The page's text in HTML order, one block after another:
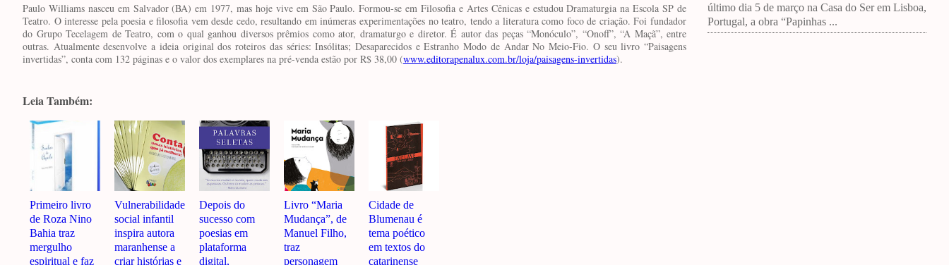
Paulo Williams nasceu em Salvador (BA) em 1977, mas hoje vive em São Paulo. Formou-se em Filosofia e Artes Cênicas e estudou Dramaturgia na Escola SP de
Teatro. O interesse pela poesia e filosofia vem desde cedo, resultando em inúmeras experimentações no teatro, tendo a literatura como foco de criação. Foi fundador
do Grupo Tecelagem de Teatro, com o qual ganhou diversos prêmios como ator, dramaturgo e diretor. É autor das peças “Monóculo”, “Onoff”, “A Maçã”, entre
outras. Atualmente desenvolve a ideia original dos roteiros das séries: Insólitas; Desaparecidos e Estranho Modo de Andar No Meio-Fio. O seu livro “Paisagens
invertidas”, conta com 132 páginas e o valor dos exemplares na pré-venda estão por R$ 38,00 (www.editorapenalux.com.br/loja/paisagens-invertidas).
Leia Também:
Primeiro livro
de Roza Nino
Bahia traz
mergulho
espiritual e faz
Vulnerabilidade
social infantil
inspira autora
maranhense a
criar histórias e
Depois do
sucesso com
poesias em
plataforma
digital,
Livro “Maria
Mudança”, de
Manuel Filho,
traz
personagem
Cidade de
Blumenau é
tema poético
em textos do
catarinense
último dia 5 de março na Casa do Ser em Lisboa,
Portugal, a obra “Papinhas ...